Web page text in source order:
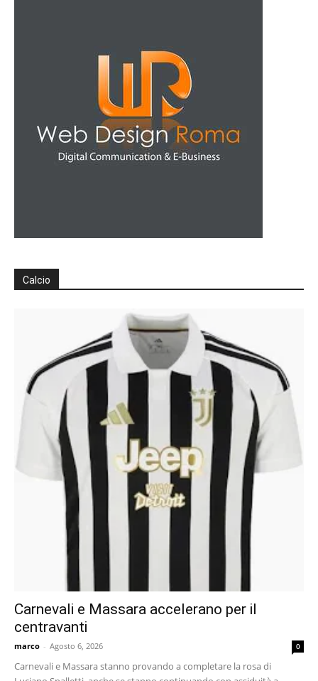
Calcio
Carnevali e Massara accelerano per il
centravanti
marco - Agosto 6, 2026 0
Carnevali e Massara stanno provando a completare la rosa di